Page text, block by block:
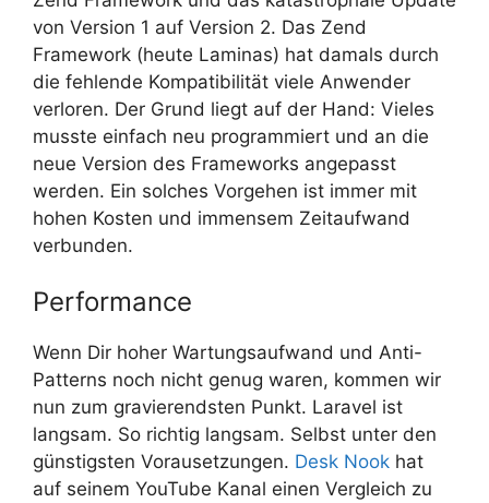
von Version 1 auf Version 2. Das Zend
Framework (heute Laminas) hat damals durch
die fehlende Kompatibilität viele Anwender
verloren. Der Grund liegt auf der Hand: Vieles
musste einfach neu programmiert und an die
neue Version des Frameworks angepasst
werden. Ein solches Vorgehen ist immer mit
hohen Kosten und immensem Zeitaufwand
verbunden.
Performance
Wenn Dir hoher Wartungsaufwand und Anti-
Patterns noch nicht genug waren, kommen wir
nun zum gravierendsten Punkt. Laravel ist
langsam. So richtig langsam. Selbst unter den
günstigsten Vorausetzungen. Desk Nook hat
auf seinem YouTube Kanal einen Vergleich zu